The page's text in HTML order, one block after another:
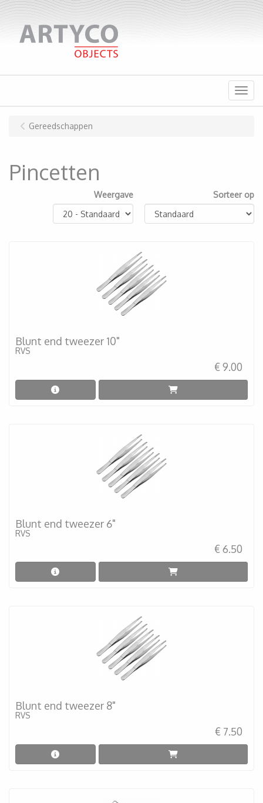
Menu
Gereedschappen
Pincetten
Weergave Sorteer op
Blunt end tweezer 10"
RVS
€ 9.00
Blunt end tweezer 6"
RVS
€ 6.50
Blunt end tweezer 8"
RVS
€ 7.50